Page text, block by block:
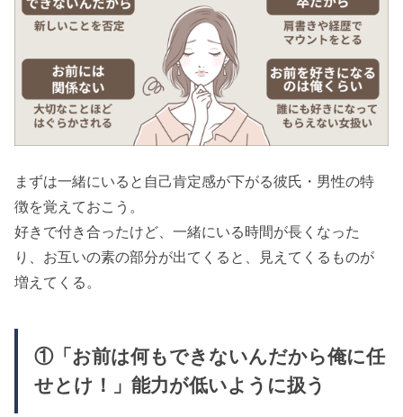
まずは一緒にいると自己肯定感が下がる彼氏・男性の特
徴を覚えておこう。
好きで付き合ったけど、一緒にいる時間が長くなった
り、お互いの素の部分が出てくると、見えてくるものが
増えてくる。
①「お前は何もできないんだから俺に任
せとけ！」能力が低いように扱う